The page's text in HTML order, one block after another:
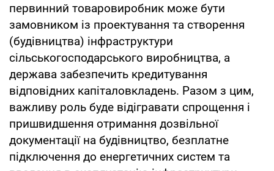
первинний товаровиробник може бути
замовником із проектування та створення
(будівництва) інфраструктури
сільськогосподарського виробництва, а
держава забезпечить кредитування
відповідних капіталовкладень. Разом з цим,
важливу роль буде відігравати спрощення і
пришвидшення отримання дозвільної
документації на будівництво, безплатне
підключення до енергетичних систем та